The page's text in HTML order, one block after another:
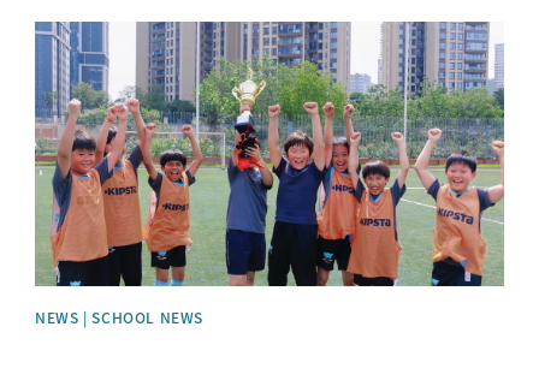
News image
NEWS | SCHOOL NEWS